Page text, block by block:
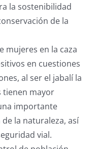
la sostenibilidad
de la
mujeres en la caza
en cuestiones
al ser el jabalí la
tienen mayor
importante
la naturaleza, así
vial.